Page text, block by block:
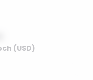
(USD)